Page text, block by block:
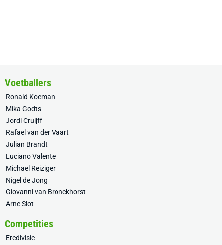
Voetballers
Ronald Koeman
Mika Godts
Jordi Cruijff
Rafael van der Vaart
Julian Brandt
Luciano Valente
Michael Reiziger
Nigel de Jong
Giovanni van Bronckhorst
Arne Slot
Competities
Eredivisie